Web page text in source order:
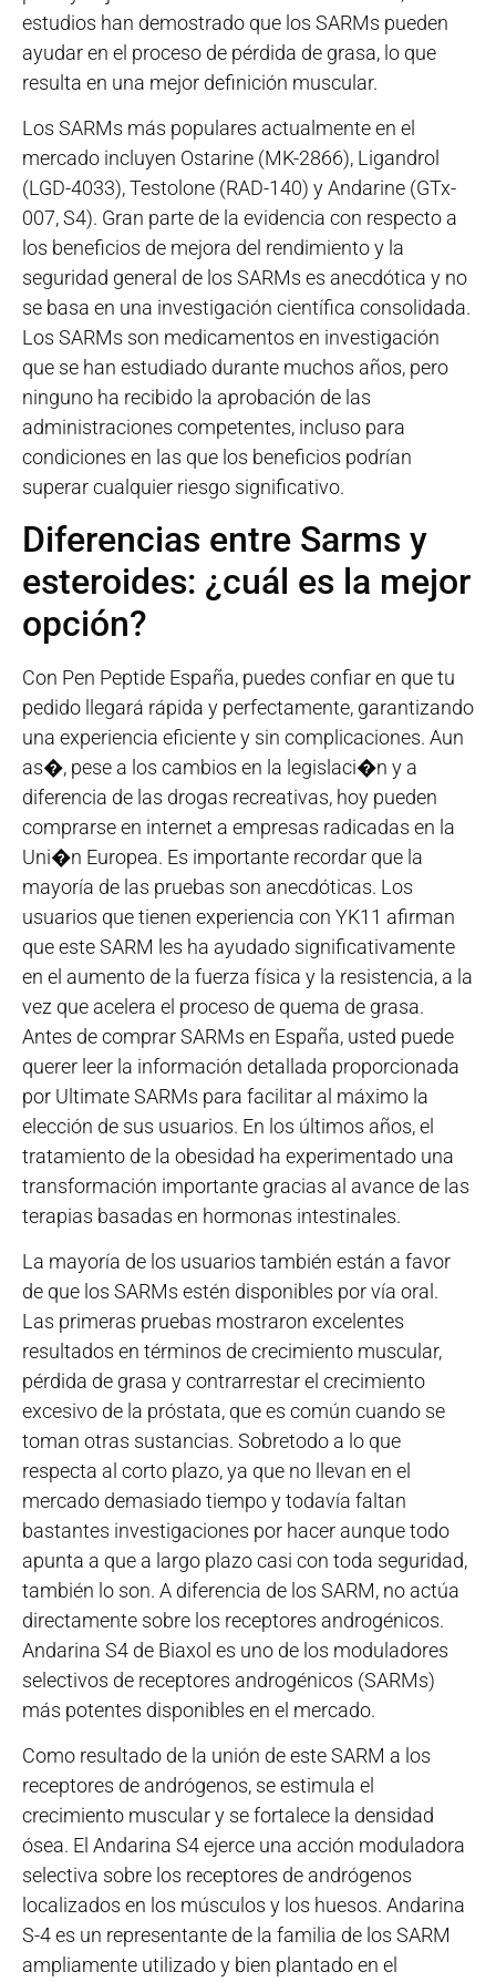
estudios han demostrado que los SARMs pueden
ayudar en el proceso de pérdida de grasa, lo que
resulta en una mejor definición muscular.
Los SARMs más populares actualmente en el
mercado incluyen Ostarine (MK-2866), Ligandrol
(LGD-4033), Testolone (RAD-140) y Andarine (GTx-
007, S4). Gran parte de la evidencia con respecto a
los beneficios de mejora del rendimiento y la
seguridad general de los SARMs es anecdótica y no
se basa en una investigación científica consolidada.
Los SARMs son medicamentos en investigación
que se han estudiado durante muchos años, pero
ninguno ha recibido la aprobación de las
administraciones competentes, incluso para
condiciones en las que los beneficios podrían
superar cualquier riesgo significativo.
Diferencias entre Sarms y
esteroides: ¿cuál es la mejor
opción?
Con Pen Peptide España, puedes confiar en que tu
pedido llegará rápida y perfectamente, garantizando
una experiencia eficiente y sin complicaciones. Aun
as�, pese a los cambios en la legislaci�n y a
diferencia de las drogas recreativas, hoy pueden
comprarse en internet a empresas radicadas en la
Uni�n Europea. Es importante recordar que la
mayoría de las pruebas son anecdóticas. Los
usuarios que tienen experiencia con YK11 afirman
que este SARM les ha ayudado significativamente
en el aumento de la fuerza física y la resistencia, a la
vez que acelera el proceso de quema de grasa.
Antes de comprar SARMs en España, usted puede
querer leer la información detallada proporcionada
por Ultimate SARMs para facilitar al máximo la
elección de sus usuarios. En los últimos años, el
tratamiento de la obesidad ha experimentado una
transformación importante gracias al avance de las
terapias basadas en hormonas intestinales.
La mayoría de los usuarios también están a favor
de que los SARMs estén disponibles por vía oral.
Las primeras pruebas mostraron excelentes
resultados en términos de crecimiento muscular,
pérdida de grasa y contrarrestar el crecimiento
excesivo de la próstata, que es común cuando se
toman otras sustancias. Sobretodo a lo que
respecta al corto plazo, ya que no llevan en el
mercado demasiado tiempo y todavía faltan
bastantes investigaciones por hacer aunque todo
apunta a que a largo plazo casi con toda seguridad,
también lo son. A diferencia de los SARM, no actúa
directamente sobre los receptores androgénicos.
Andarina S4 de Biaxol es uno de los moduladores
selectivos de receptores androgénicos (SARMs)
más potentes disponibles en el mercado.
Como resultado de la unión de este SARM a los
receptores de andrógenos, se estimula el
crecimiento muscular y se fortalece la densidad
ósea. El Andarina S4 ejerce una acción moduladora
selectiva sobre los receptores de andrógenos
localizados en los músculos y los huesos. Andarina
S-4 es un representante de la familia de los SARM
ampliamente utilizado y bien plantado en el